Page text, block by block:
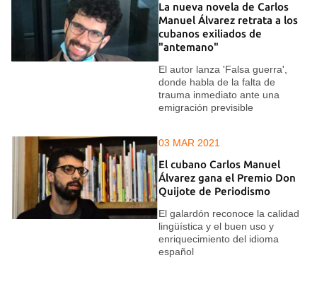
La nueva novela de Carlos
Manuel Álvarez retrata a los
cubanos exiliados de
"antemano"
El autor lanza 'Falsa guerra',
donde habla de la falta de
trauma inmediato ante una
emigración previsible
03 MAR 2021
El cubano Carlos Manuel
Álvarez gana el Premio Don
Quijote de Periodismo
El galardón reconoce la calidad
lingüística y el buen uso y
enriquecimiento del idioma
español